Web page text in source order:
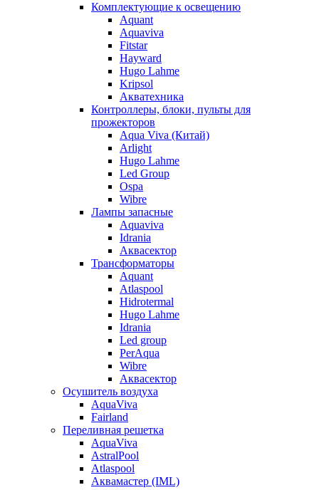
Комплектующие к освещению
Aquant
Aquaviva
Fitstar
Hayward
Hugo Lahme
Kripsol
Акватехника
Контроллеры, блоки, пульты для
прожекторов
Aqua Viva (Китай)
Arlight
Hugo Lahme
Led Group
Ospa
Wibre
Лампы запасные
Aquaviva
Idrania
Аквасектор
Трансформаторы
Aquant
Atlaspool
Hidrotermal
Hugo Lahme
Idrania
Led group
PerAqua
Wibre
Аквасектор
Осушитель воздуха
AquaViva
Fairland
Переливная решетка
AquaViva
AstralPool
Atlaspool
Аквамастер (IML)